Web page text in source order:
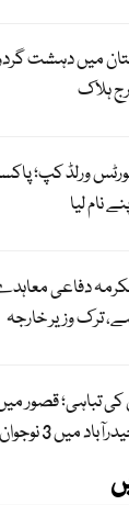
میں دہشت
نام لیا
دفاعی
ترک وزیر خارجہ
میں 3 نوجوان ڈوب گئے